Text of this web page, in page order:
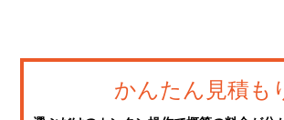
かんたん見積も